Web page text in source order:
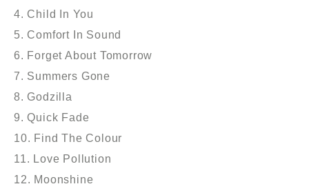
4. Child In You
5. Comfort In Sound
6. Forget About Tomorrow
7. Summers Gone
8. Godzilla
9. Quick Fade
10. Find The Colour
11. Love Pollution
12. Moonshine